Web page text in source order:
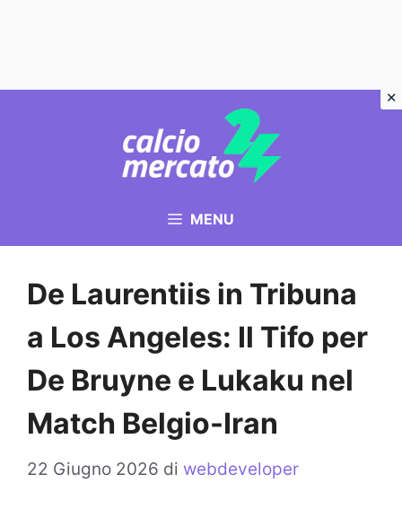
MENU
De Laurentiis in Tribuna
a Los Angeles: Il Tifo per
De Bruyne e Lukaku nel
Match Belgio-Iran
22 Giugno 2026 di webdeveloper